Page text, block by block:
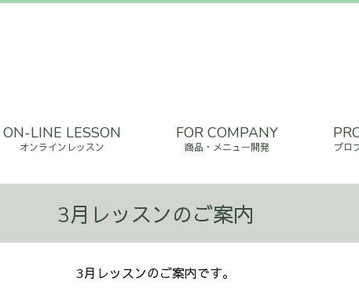
ON-LINE LESSON
オンラインレッスン
FOR COMPANY
商品・メニュー開発 プロ
3月レッスンのご案内
3月レッスンのご案内です。